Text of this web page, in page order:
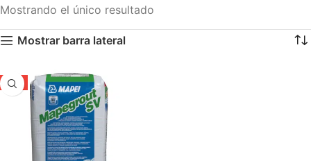
Mostrando el único resultado
Mostrar barra lateral
-5%